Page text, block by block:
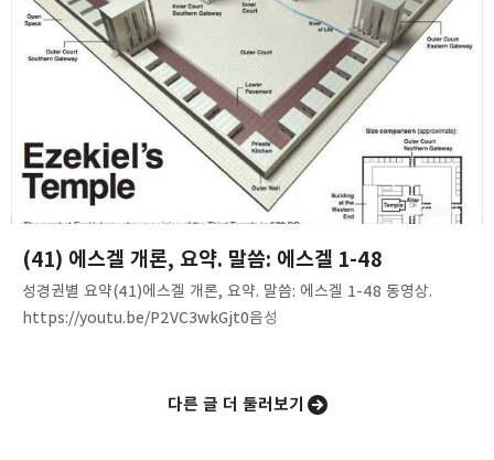
(41) 에스겔 개론, 요약. 말씀: 에스겔 1-48
2015.11.11
성경권별 요약(41)에스겔 개론, 요약. 말씀: 에스겔 1-48 동영상.
https://youtu.be/P2VC3wkGjt0음성
달았습니다. 자막을 보시면서 정리하시면 됩니다. 쉽고 단순한 진리!
다른 글 더 둘러보기